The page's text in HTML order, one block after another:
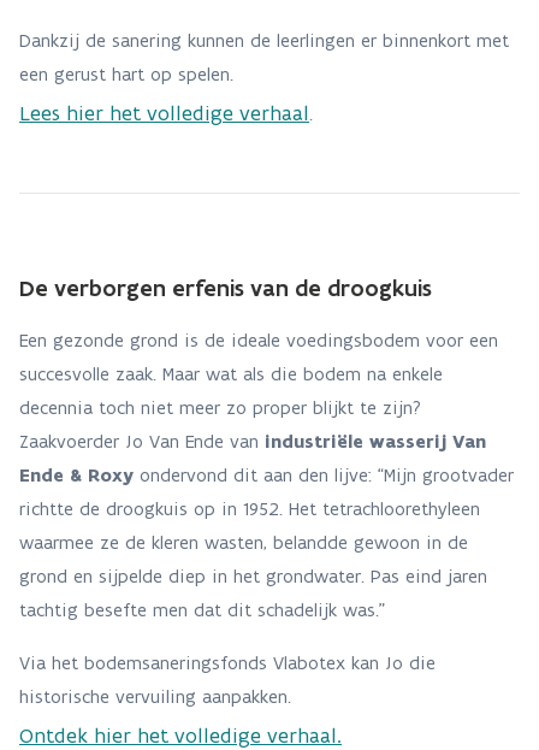
Dankzij de sanering kunnen de leerlingen er binnenkort met
een gerust hart op spelen.
Lees hier het volledige verhaal.
De verborgen erfenis van de droogkuis
Een gezonde grond is de ideale voedingsbodem voor een
succesvolle zaak. Maar wat als die bodem na enkele
decennia toch niet meer zo proper blijkt te zijn?
Zaakvoerder Jo Van Ende van industriële wasserij Van
Ende & Roxy ondervond dit aan den lijve: “Mijn grootvader
richtte de droogkuis op in 1952. Het tetrachloorethyleen
waarmee ze de kleren wasten, belandde gewoon in de
grond en sijpelde diep in het grondwater. Pas eind jaren
tachtig besefte men dat dit schadelijk was.”
Via het bodemsaneringsfonds Vlabotex kan Jo die
historische vervuiling aanpakken.
Ontdek hier het volledige verhaal.